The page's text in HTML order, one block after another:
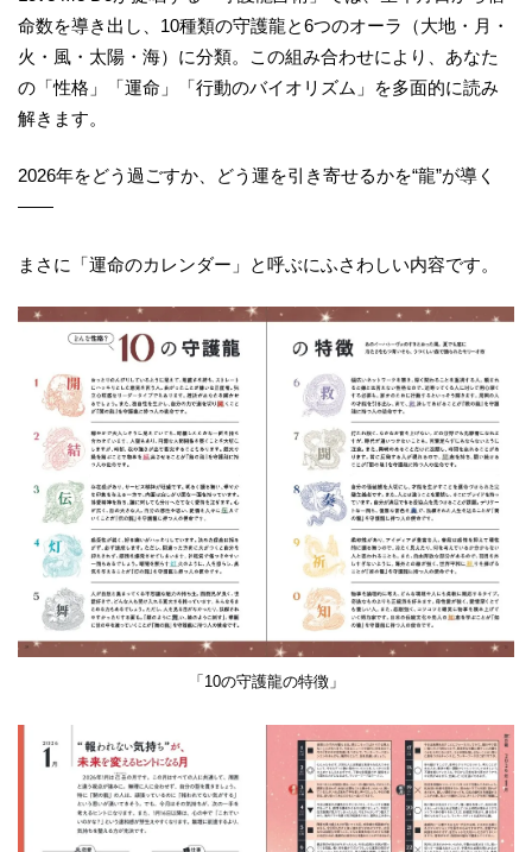
命数を導き出し、10種類の守護龍と6つのオーラ（大地・月・
火・風・太陽・海）に分類。この組み合わせにより、あなた
の「性格」「運命」「行動のバイオリズム」を多面的に読み
解きます。
2026年をどう過ごすか、どう運を引き寄せるかを“龍”が導く
——
まさに「運命のカレンダー」と呼ぶにふさわしい内容です。
「10の守護龍の特徴」